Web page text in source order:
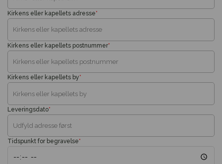
*
Kirkens eller kapellets adresse
*
Kirkens eller kapellets postnummer
*
Kirkens eller kapellets by
*
Leveringsdato
*
Tidspunkt for begravelse